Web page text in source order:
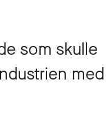
som skulle
med